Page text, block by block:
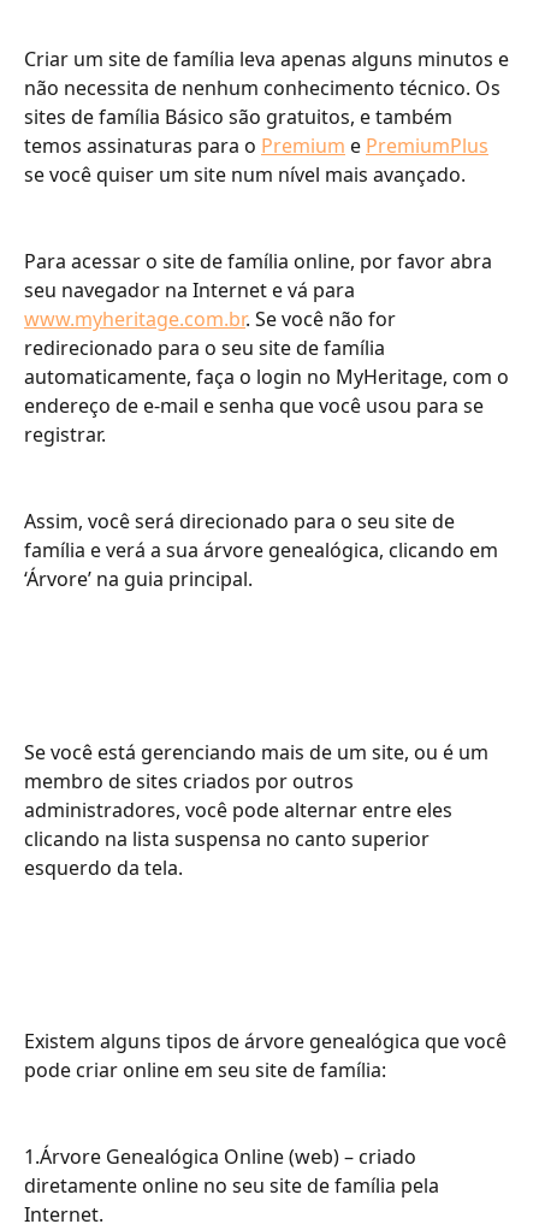
Criar um site de família leva apenas alguns minutos e
não necessita de nenhum conhecimento técnico. Os
sites de família Básico são gratuitos, e também
temos assinaturas para o Premium e PremiumPlus
se você quiser um site num nível mais avançado.
Para acessar o site de família online, por favor abra
seu navegador na Internet e vá para
www.myheritage.com.br. Se você não for
redirecionado para o seu site de família
automaticamente, faça o login no MyHeritage, com o
endereço de e-mail e senha que você usou para se
registrar.
Assim, você será direcionado para o seu site de
família e verá a sua árvore genealógica, clicando em
‘Árvore’ na guia principal.
Se você está gerenciando mais de um site, ou é um
membro de sites criados por outros
administradores, você pode alternar entre eles
clicando na lista suspensa no canto superior
esquerdo da tela.
Existem alguns tipos de árvore genealógica que você
pode criar online em seu site de família:
1.Árvore Genealógica Online (web) – criado
diretamente online no seu site de família pela
Internet.